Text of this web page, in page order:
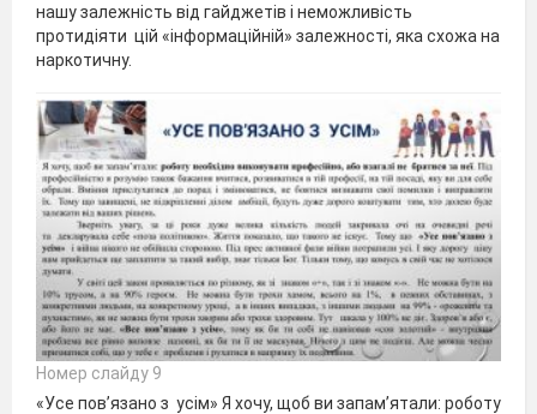
нашу залежність від гайджетів і неможливість
протидіяти цій «інформаційній» залежності, яка схожа на
наркотичну.
Номер слайду 9
«Усе пов’язано з усім» Я хочу, щоб ви запам’ятали: роботу